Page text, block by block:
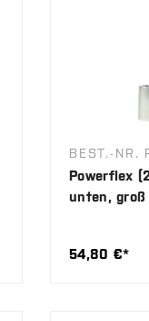
BEST.-NR.
Powerflex
unten, groß
54,80 €*